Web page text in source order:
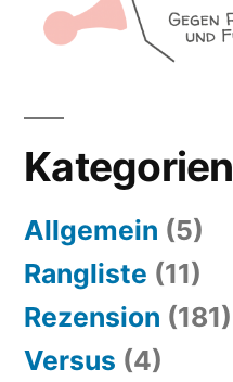
Kategorien
Allgemein (5)
Rangliste (11)
Rezension (181)
Versus (4)